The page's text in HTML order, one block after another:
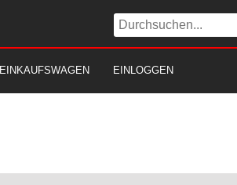
EINKAUFSWAGEN EINLOGGEN